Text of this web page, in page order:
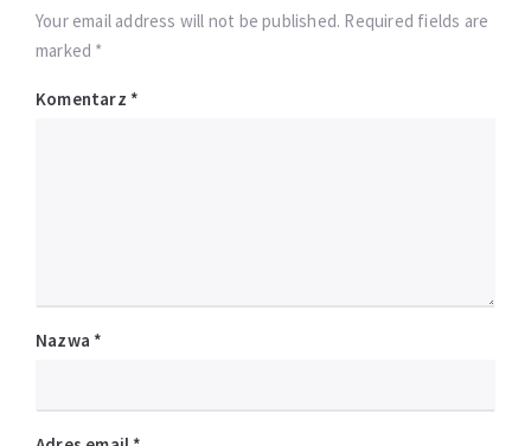
Your email address will not be published. Required fields are
marked *
Komentarz *
Nazwa *